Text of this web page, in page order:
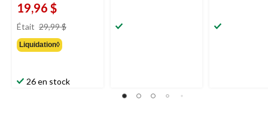
19,96 $
Était 29,99 $
Liquidation◊
26 en stock